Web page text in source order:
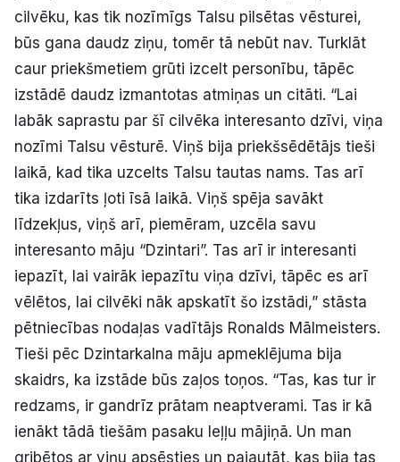
cilvēku, kas tik nozīmīgs Talsu pilsētas vēsturei,
būs gana daudz ziņu, tomēr tā nebūt nav. Turklāt
caur priekšmetiem grūti izcelt personību, tāpēc
izstādē daudz izmantotas atmiņas un citāti. “Lai
labāk saprastu par šī cilvēka interesanto dzīvi, viņa
nozīmi Talsu vēsturē. Viņš bija priekšsēdētājs tieši
laikā, kad tika uzcelts Talsu tautas nams. Tas arī
tika izdarīts ļoti īsā laikā. Viņš spēja savākt
līdzekļus, viņš arī, piemēram, uzcēla savu
interesanto māju “Dzintari”. Tas arī ir interesanti
iepazīt, lai vairāk iepazītu viņa dzīvi, tāpēc es arī
vēlētos, lai cilvēki nāk apskatīt šo izstādi,” stāsta
pētniecības nodaļas vadītājs Ronalds Mālmeisters.
Tieši pēc Dzintarkalna māju apmeklējuma bija
skaidrs, ka izstāde būs zaļos toņos. “Tas, kas tur ir
redzams, ir gandrīz prātam neaptverami. Tas ir kā
ienākt tādā tiešām pasaku leļļu mājiņā. Un man
gribētos ar viņu apsēsties un pajautāt, kas bija tas